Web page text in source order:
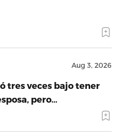
Aug 3, 2026
tres veces bajo tener
pero…